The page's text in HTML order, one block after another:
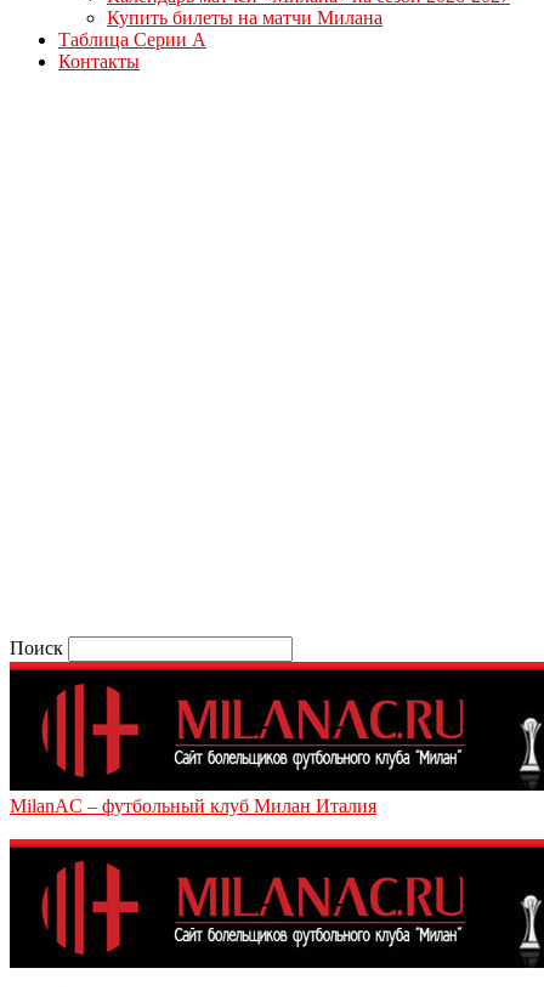
Купить билеты на матчи Милана
Таблица Серии А
Контакты
Поиск
MilanAC – футбольный клуб Милан Италия